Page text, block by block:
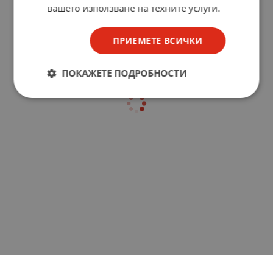
вашето използване на техните услуги.
ПРИЕМЕТЕ ВСИЧКИ
ПОКАЖЕТЕ ПОДРОБНОСТИ